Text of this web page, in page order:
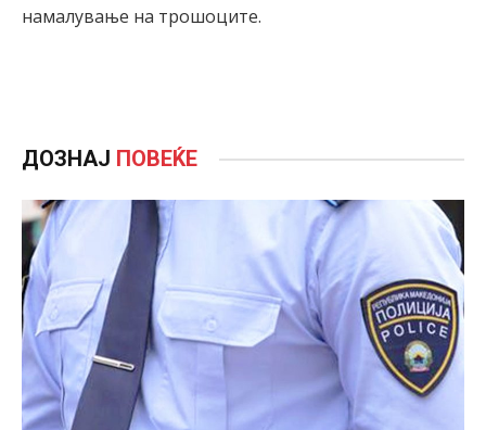
намалување на трошоците.
ДОЗНАЈ ПОВЕЌЕ